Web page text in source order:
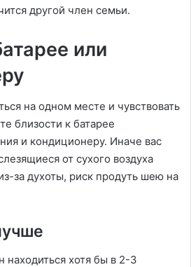
другой член семьи.
или
на одном месте и чувствовать
близости к батарее
и кондиционеру. Иначе вас
от сухого воздуха
за духоты, риск продуть шею на
находиться хотя бы в 2-3